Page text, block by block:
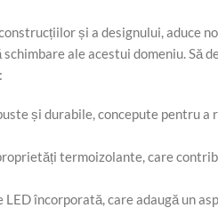
și a designului, aduce
ale acestui domeniu. Să
și durabile, concepute pentru a
termoizolante, care
încorporată, care adaugă un